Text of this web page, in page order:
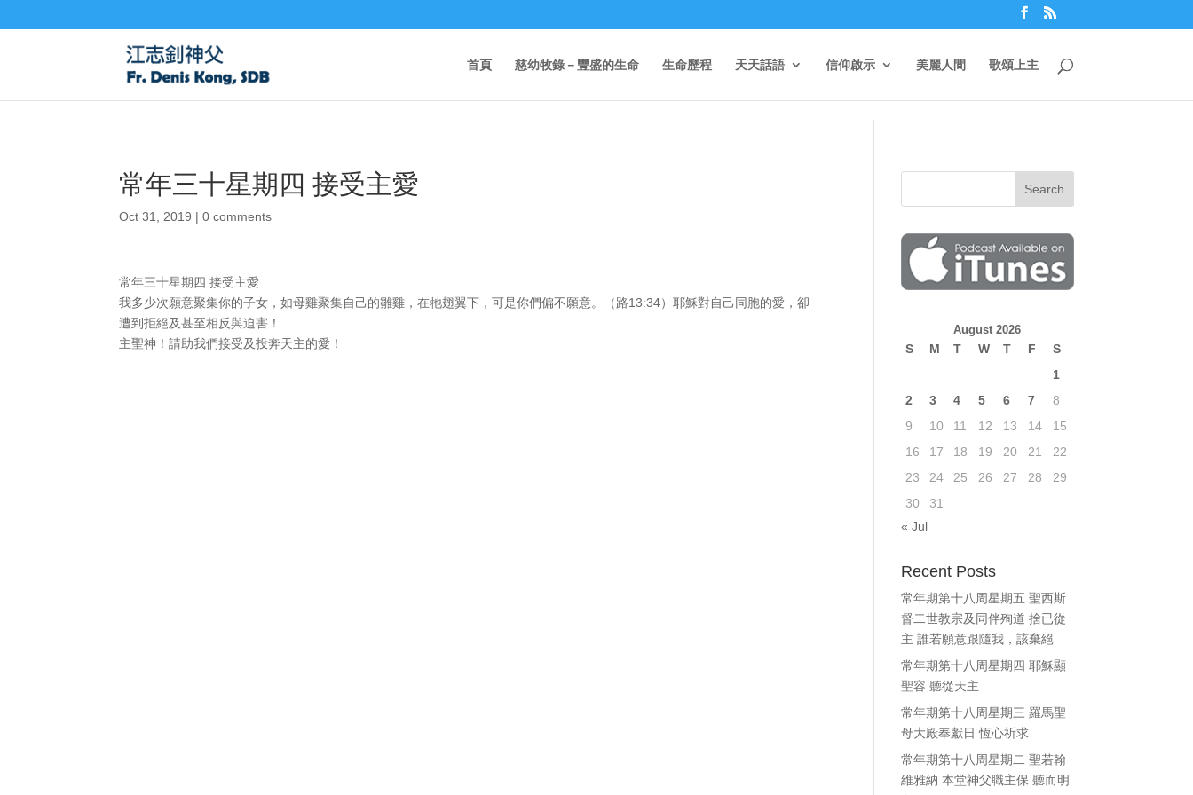
首頁 慈幼牧錄－豐盛的生命 生命歷程 天天話語 信仰啟示 美麗人間 歌頌上主
常年三十星期四 接受主愛
Oct 31, 2019 |0 comments
常年三十星期四 接受主愛
我多少次願意聚集你的子女，如母雞聚集自己的雛雞，在牠翅翼下，可是你們偏不願意。（路13:34）耶穌對自己同胞的愛，卻
遭到拒絕及甚至相反與迫害！
主聖神！請助我們接受及投奔天主的愛！
August 2026
S M T W T F
S
1
2
3 4 5 6 7
8
9
10 11 12 13 14
15
16
17 18 19 20 21
22
23
24 25 26 27 28
29
30
31
« Jul
Recent Posts
常年期第十八周星期五 聖西斯
督二世教宗及同伴殉道 捨已從
主 誰若願意跟隨我，該棄絕
常年期第十八周星期四 耶穌顯
聖容 聽從天主
常年期第十八周星期三 羅馬聖
母大殿奉獻日 恆心祈求
常年期第十八周星期二 聖若翰
維雅納 本堂神父職主保 聽而明